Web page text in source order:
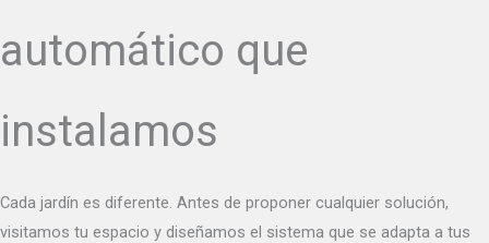
automático que
instalamos
Cada jardín es diferente. Antes de proponer cualquier solución,
visitamos tu espacio y diseñamos el sistema que se adapta a tus